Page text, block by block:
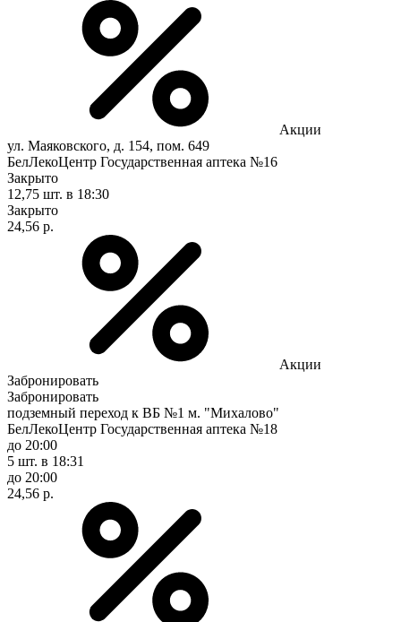
Акции
ул. Маяковского, д. 154, пом. 649
БелЛекоЦентр Государственная аптека №16
Закрыто
12,75 шт. в 18:30
Закрыто
24,56 р.
Акции
Забронировать
Забронировать
подземный переход к ВБ №1 м. "Михалово"
БелЛекоЦентр Государственная аптека №18
до 20:00
5 шт. в 18:31
до 20:00
24,56 р.